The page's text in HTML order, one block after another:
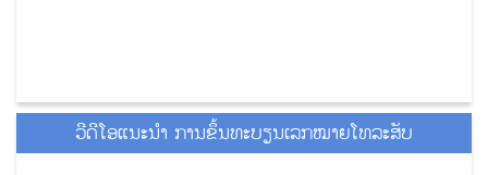
ວີດີໂອແນະນໍາ ການຂຶ້ນທະບຽນເລກໝາຍໂທລະສັບ